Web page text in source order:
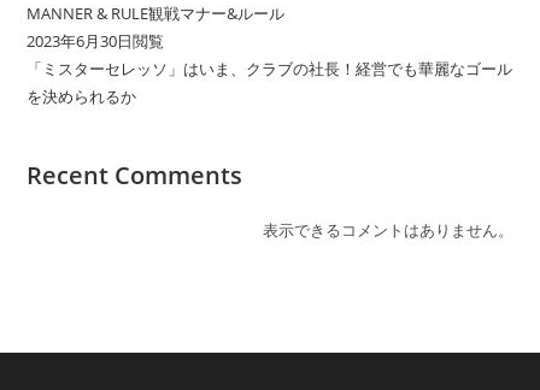
MANNER & RULE観戦マナー&ルール
2023年6月30日閲覧
「ミスターセレッソ」はいま、クラブの社長！経営でも華麗なゴール
を決められるか
Recent Comments
表示できるコメントはありません。